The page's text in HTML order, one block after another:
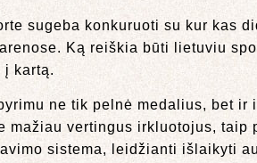
sugeba konkuruoti su kur kas
Ką reiškia būti lietuviu
į kartą.
ne tik pelnė medalius, bet ir
vertingus irkluotojus, taip
sistema, leidžianti išlaikyti